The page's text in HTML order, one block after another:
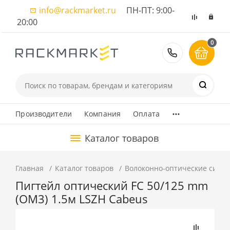
info@rackmarket.ru ПН-ПТ: 9:00-
20:00
8 (495)
0
Производители Компания Оплата ...
Каталог товаров
Главная Каталог товаров Волоконно-оптические
Пигтейл оптический FC 50/125 mm
(OM3) 1.5м LSZH Cabeus